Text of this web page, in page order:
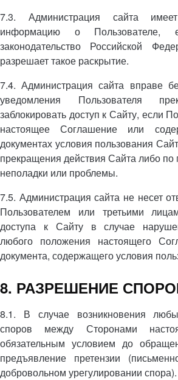
7.3. Администрация сайта
информацию о Пользователе,
законодательство Российской
разрешает такое раскрытие.
7.4. Администрация сайта вправе
уведомления Пользователя
заблокировать доступ к Сайту, если
настоящее Соглашение или
документах условия пользования
прекращения действия Сайта либо по
неполадки или проблемы.
7.5. Администрация сайта не несет
Пользователем или третьими
доступа к Сайту в случае
любого положения настоящего
документа, содержащего условия
8. РАЗРЕШЕНИЕ
8.1. В случае возникновения
споров между Сторонами
обязательным условием до
предъявление претензии
добровольном урегулировании спора).